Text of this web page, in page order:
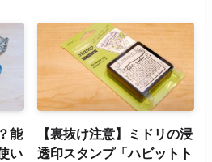
能
い
【裏抜け注意】ミドリの浸
透印スタンプ「ハビットト